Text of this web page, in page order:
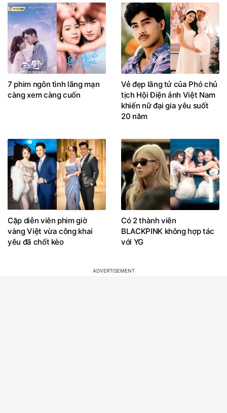
7 phim ngôn tình lãng mạn
càng xem càng cuốn
Vẻ đẹp lãng tử của Phó chủ
tịch Hội Điện ảnh Việt Nam
khiến nữ đại gia yêu suốt
20 năm
Cặp diễn viên phim giờ
vàng Việt vừa công khai
yêu đã chốt kèo
Có 2 thành viên
BLACKPINK không hợp tác
với YG